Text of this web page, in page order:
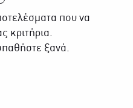
που να
κριτήρια.
ξανά.